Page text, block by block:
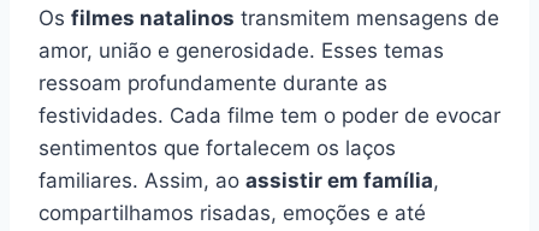
Os filmes natalinos transmitem mensagens de
amor, união e generosidade. Esses temas
ressoam profundamente durante as
festividades. Cada filme tem o poder de evocar
sentimentos que fortalecem os laços
familiares. Assim, ao assistir em família,
compartilhamos risadas, emoções e até